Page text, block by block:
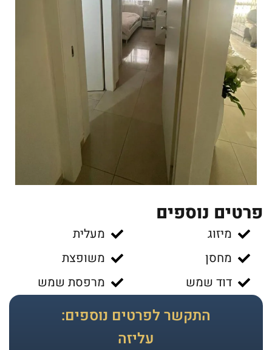
פרטים נוספים
מיזוג
מעלית
מחסן
משופצת
דוד שמש
מרפסת שמש
התקשר לפרטים נוספים:
עליזה